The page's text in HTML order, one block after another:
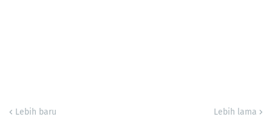
Lebih baru Lebih lama